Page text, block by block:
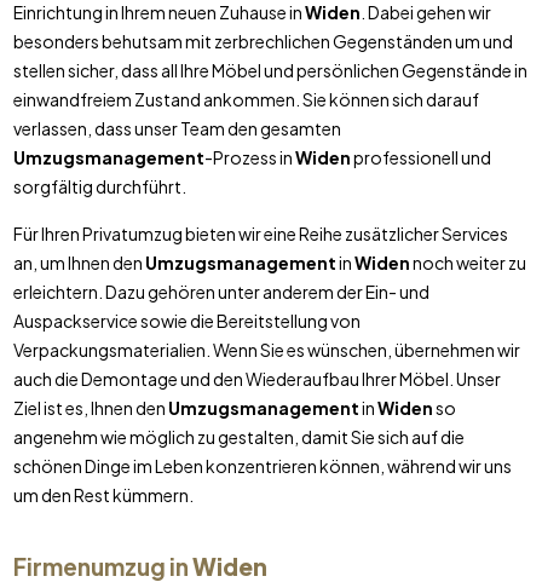
Einrichtung in Ihrem neuen Zuhause inWiden . Dabei gehen wir
besonders behutsam mit zerbrechlichen Gegenständen um und
stellen sicher, dass all Ihre Möbel und persönlichen Gegenstände in
einwandfreiem Zustand ankommen. Sie können sich darauf
verlassen, dass unser Team den gesamten
Umzugsmanagement-Prozess inWidenprofessionell und
sorgfältig durchführt.
Für Ihren Privatumzug bieten wir eine Reihe zusätzlicher Services
an, um Ihnen den UmzugsmanagementinWidennoch weiter zu
erleichtern. Dazu gehören unter anderem der Ein- und
Auspackservice sowie die Bereitstellung von
Verpackungsmaterialien. Wenn Sie es wünschen, übernehmen wir
auch die Demontage und den Wiederaufbau Ihrer Möbel. Unser
Ziel ist es, Ihnen den UmzugsmanagementinWidenso
angenehm wie möglich zu gestalten, damit Sie sich auf die
schönen Dinge im Leben konzentrieren können, während wir uns
um den Rest kümmern.
Firmenumzug inWiden